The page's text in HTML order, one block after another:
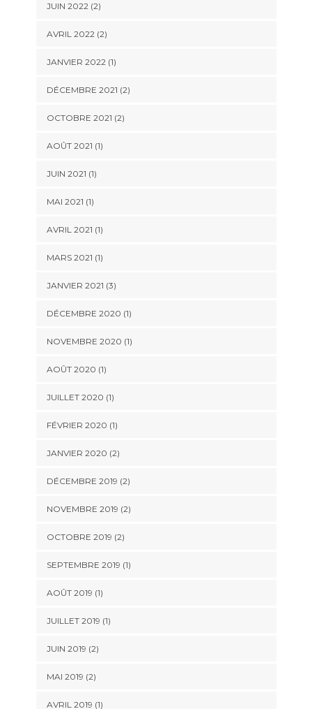
JUIN 2022(2)
AVRIL 2022(2)
JANVIER 2022(1)
DÉCEMBRE 2021 (2)
OCTOBRE 2021 (2)
AOÛT 2021 (1)
JUIN 2021 (1)
MAI 2021 (1)
AVRIL 2021 (1)
MARS 2021 (1)
JANVIER 2021 (3)
DÉCEMBRE 2020 (1)
NOVEMBRE 2020 (1)
AOÛT 2020 (1)
JUILLET 2020 (1)
FÉVRIER 2020 (1)
JANVIER 2020 (2)
DÉCEMBRE 2019 (2)
NOVEMBRE 2019 (2)
OCTOBRE 2019 (2)
SEPTEMBRE 2019 (1)
AOÛT 2019 (1)
JUILLET 2019 (1)
JUIN 2019 (2)
MAI 2019 (2)
AVRIL 2019 (1)